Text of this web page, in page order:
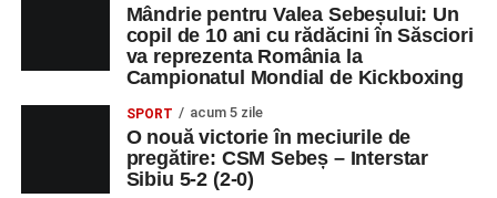
elevilor. Născută din experiența duhovnicească și
formativă a Mănăstirii Oașa, Sinaxa își propune să
sprijine profesorii în regăsirea motivației interioare,
oferindu-le nu doar instrumente metodice actuale, ci și
contexte de sprijin reciproc, colaborare și reconectare la
vocația pedagogică autentică.
Mândrie pentru Valea Sebeșului: Un
copil de 10 ani cu rădăcini în Săsciori
va reprezenta România la
Campionatul Mondial de Kickboxing
SPORT acum 5 zile
O nouă victorie în meciurile de
pregătire: CSM Sebeș – Interstar
Sibiu 5-2 (2-0)